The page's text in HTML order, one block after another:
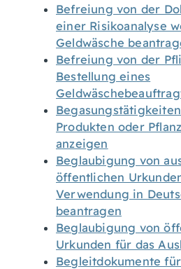
Befreiung von der
einer Risikoanalyse
Geldwäsche
Befreiung von der
Bestellung eines
Produkten oder
anzeigen
Beglaubigung von
öffentlichen
Verwendung in
beantragen
Beglaubigung von
Urkunden für das
Begleitdokumente